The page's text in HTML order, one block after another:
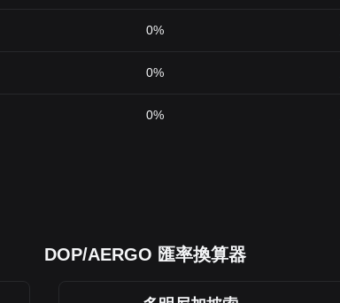
0%
0%
0%
DOP/AERGO 匯率換算器